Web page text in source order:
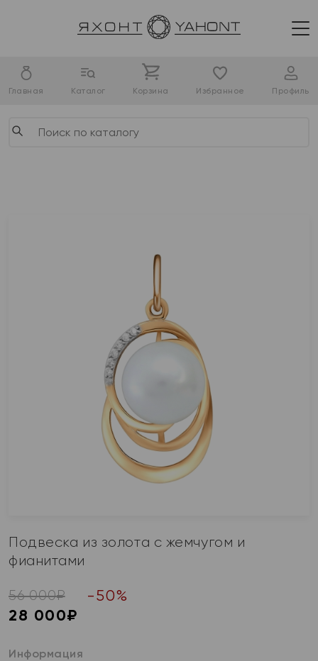
Главная Каталог Корзина Избранное Профиль
Подвеска из золота с жемчугом и
фианитами
56 000₽ -50%
28 000₽
Информация